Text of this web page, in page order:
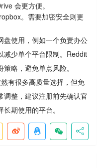
会更方便。
。需要加密安全则更
盘使用，例如一个负责办公
减少单个平台限制。Reddit
略，避免单点风险。
有很多高质量选择，但免
调整，建议注册前先确认官
期使用的平台。